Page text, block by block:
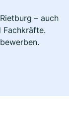
– auch
Fachkräfte.